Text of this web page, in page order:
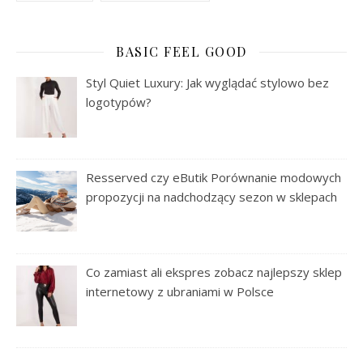
BASIC FEEL GOOD
Styl Quiet Luxury: Jak wyglądać stylowo bez
logotypów?
Resserved czy eButik Porównanie modowych
propozycji na nadchodzący sezon w sklepach
Co zamiast ali ekspres zobacz najlepszy sklep
internetowy z ubraniami w Polsce